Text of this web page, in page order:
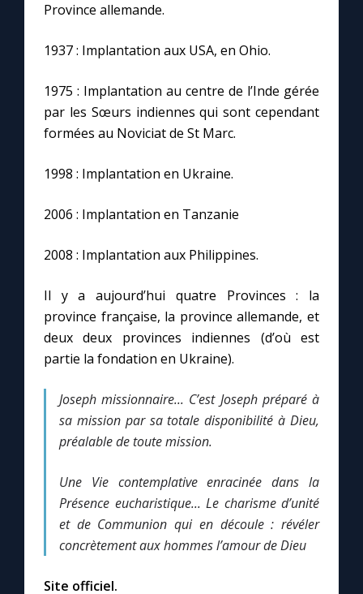
À la une
Chapelet pour le monde
Contact
Faire un don
Marie de Nazareth
Province allemande.
1937 : Implantation aux USA, en Ohio.
1975 : Implantation au centre de l’Inde gérée
par les Sœurs indiennes qui sont cependant
formées au Noviciat de St Marc.
1998 : Implantation en Ukraine.
2006 : Implantation en Tanzanie
2008 : Implantation aux Philippines.
Il y a aujourd’hui quatre Provinces : la
province française, la province allemande, et
deux deux provinces indiennes (d’où est
partie la fondation en Ukraine).
Joseph missionnaire... C’est Joseph préparé à
sa mission par sa totale disponibilité à Dieu,
préalable de toute mission.
Une Vie contemplative enracinée dans la
Présence eucharistique... Le charisme d’unité
et de Communion qui en découle : révéler
concrètement aux hommes l’amour de Dieu
Site officiel.